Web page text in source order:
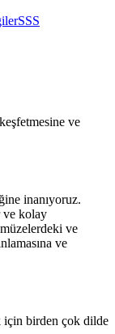
SSS
ve
inanıyoruz.
ve kolay
ve
ve
için birden çok dilde